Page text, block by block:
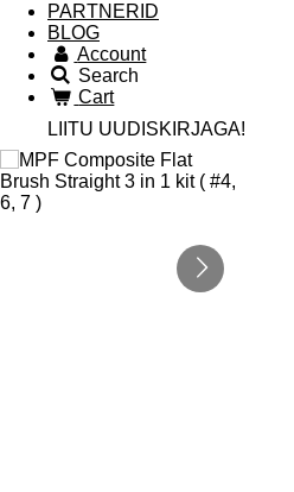
PARTNERID
BLOG
Account
Search
Cart
LIITU UUDISKIRJAGA!